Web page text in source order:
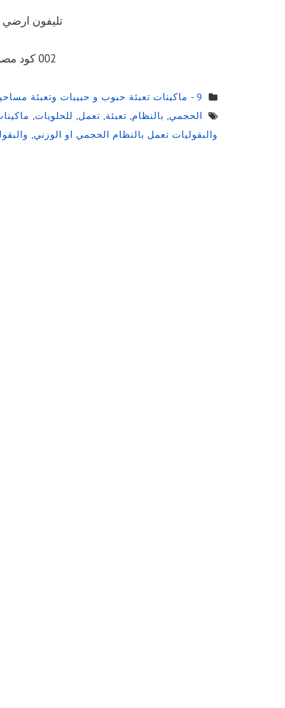
تليفون ارضي 0225880056
002 كود مصر قبل الرقم
9 - ماكينات تعبئة حبوب و حبيبات وتعبئة مساحيق في اكياس اوتوماتيك
الحجمي بالنظام تعبئة تعمل للحلويات
والبقوليات تعمل بالنظام الحجمي او الوزني